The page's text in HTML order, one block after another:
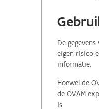
De
eigen risico
informatie.
Hoewel de
de OVAM
is.